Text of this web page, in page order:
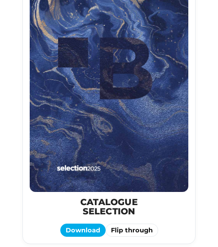
CATALOGUE
SELECTION
Download Flip through